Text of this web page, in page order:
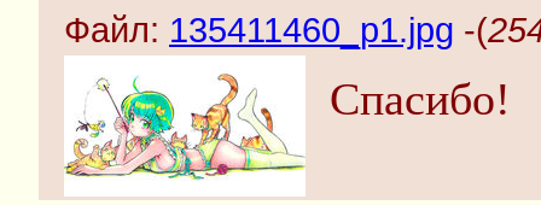
Файл: 135411460_p1.jpg -(
Спасибо!